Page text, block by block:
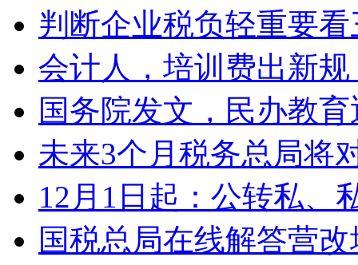
判断企业税负轻重要
会计人，培训费出新规
国务院发文，民办教
未来3个月税务总局将
12月1日起：公转私、
国税总局在线解答营